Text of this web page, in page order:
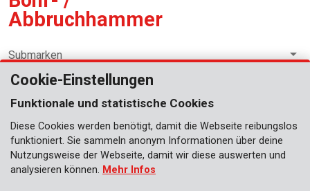
Abbruchhammer
Submarken
Ausbrechen und bohren
Cookie-Einstellungen
Funktionale und statistische Cookies
Diese Cookies werden benötigt, damit die Webseite reibungslos
funktioniert. Sie sammeln anonym Informationen über deine
Nutzungsweise der Webseite, damit wir diese auswerten und
analysieren können. Mehr Infos